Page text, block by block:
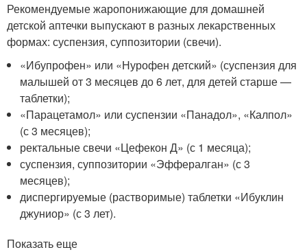
Рекомендуемые жаропонижающие для домашней
детской аптечки выпускают в разных лекарственных
формах: суспензия, суппозитории (свечи).
«Ибупрофен» или «Нурофен детский» (суспензия для
малышей от 3 месяцев до 6 лет, для детей старше —
таблетки);
«Парацетамол» или суспензии «Панадол», «Калпол»
(с 3 месяцев);
ректальные свечи «Цефекон Д» (с 1 месяца);
суспензия, суппозитории «Эффералган» (с 3
месяцев);
диспергируемые (растворимые) таблетки «Ибуклин
джуниор» (с 3 лет).
Показать еще